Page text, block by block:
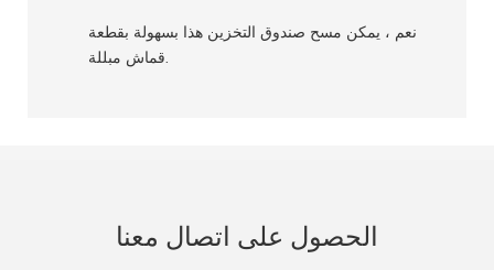
نعم ، يمكن مسح صندوق التخزين هذا بسهولة بقطعة
قماش مبللة.
الحصول على اتصال معنا